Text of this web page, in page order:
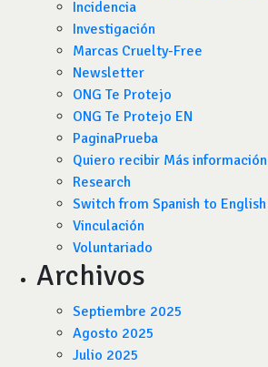
Incidencia
Investigación
Marcas Cruelty-Free
Newsletter
ONG Te Protejo
ONG Te Protejo EN
PaginaPrueba
Quiero recibir Más información
Research
Switch from Spanish to English
Vinculación
Voluntariado
Archivos
Septiembre 2025
Agosto 2025
Julio 2025